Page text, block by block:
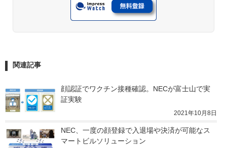
関連記事
顔認証でワクチン接種確認。NECが富士山で実
証実験
2021年10月8日
NEC、一度の顔登録で入退場や決済が可能なス
マートビルソリューション